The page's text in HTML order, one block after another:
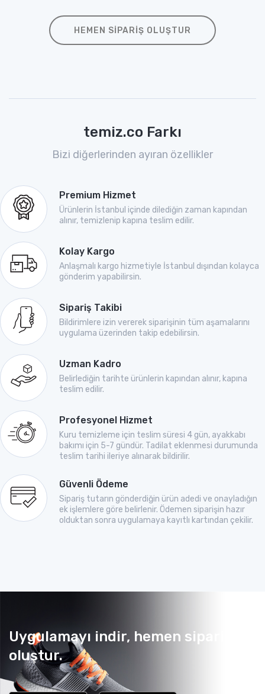
HEMEN SIPARIŞ OLUŞTUR
temiz.co Farkı
Bizi diğerlerinden ayıran özellikler
Premium Hizmet
Ürünlerin İstanbul içinde dilediğin zaman kapından
alınır, temizlenip kapına teslim edilir.
Kolay Kargo
Anlaşmalı kargo hizmetiyle İstanbul dışından kolayca
gönderim yapabilirsin.
Sipariş Takibi
Bildirimlere izin vererek siparişinin tüm aşamalarını
uygulama üzerinden takip edebilirsin.
Uzman Kadro
Belirlediğin tarihte ürünlerin kapından alınır, kapına
teslim edilir.
Profesyonel Hizmet
Kuru temizleme için teslim süresi 4 gün, ayakkabı
bakımı için 5-7 gündür. Tadilat eklenmesi durumunda
teslim tarihi ileriye alınarak bildirilir.
Güvenli Ödeme
Sipariş tutarın gönderdiğin ürün adedi ve onayladığın
ek işlemlere göre belirlenir. Ödemen siparişin hazır
olduktan sonra uygulamaya kayıtlı kartından çekilir.
Uygulamayı indir, hemen sipariş
oluştur.